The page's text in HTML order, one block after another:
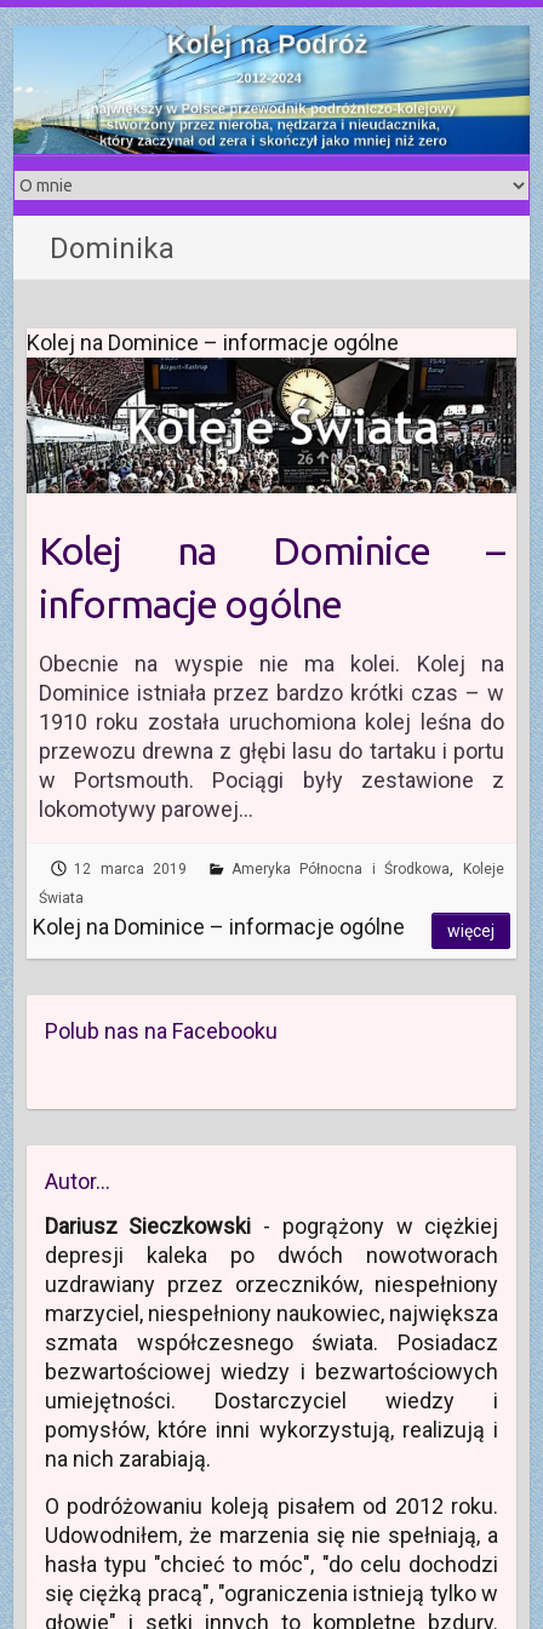
S
k
i
p
t
o
c
o
n
t
e
n
t
Dominika
Kolej na Dominice – informacje ogólne
Kolej na Dominice –
informacje ogólne
Obecnie na wyspie nie ma kolei. Kolej na
Dominice istniała przez bardzo krótki czas – w
1910 roku została uruchomiona kolej leśna do
przewozu drewna z głębi lasu do tartaku i portu
w Portsmouth. Pociągi były zestawione z
lokomotywy parowej…
12 marca 2019 Ameryka Północna i Środkowa,
Koleje
Świata
Kolej na Dominice – informacje ogólne więcej
Polub nas na Facebooku
Autor…
Dariusz Sieczkowski - pogrążony w ciężkiej
depresji kaleka po dwóch nowotworach
uzdrawiany przez orzeczników, niespełniony
marzyciel, niespełniony naukowiec, największa
szmata współczesnego świata. Posiadacz
bezwartościowej wiedzy i bezwartościowych
umiejętności. Dostarczyciel wiedzy i
pomysłów, które inni wykorzystują, realizują i
na nich zarabiają.
O podróżowaniu koleją pisałem od 2012 roku.
Udowodniłem, że marzenia się nie spełniają, a
hasła typu "chcieć to móc", "do celu dochodzi
się ciężką pracą", "ograniczenia istnieją tylko w
głowie" i setki innych to kompletne bzdury.